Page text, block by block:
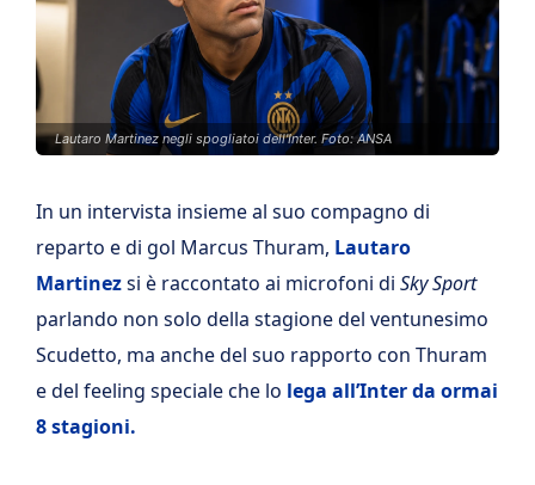
Lautaro Martinez negli spogliatoi dell'Inter. Foto: ANSA
In un intervista insieme al suo compagno di
reparto e di gol Marcus Thuram, Lautaro
Martinezsi è raccontato ai microfoni di Sky Sport
parlando non solo della stagione del ventunesimo
Scudetto, ma anche del suo rapporto con Thuram
e del feeling speciale che lo lega all’Inter da ormai
8 stagioni.